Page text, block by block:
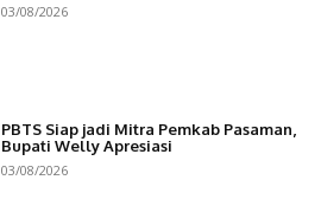
03/08/2026
PBTS Siap jadi Mitra Pemkab Pasaman,
Bupati Welly Apresiasi
03/08/2026